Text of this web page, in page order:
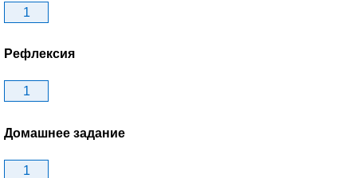
1
Рефлексия
1
Домашнее задание
1